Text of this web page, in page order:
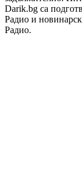
Darik.bg са
Радио и
Радио.